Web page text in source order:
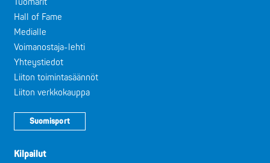
Tuomarit
Hall of Fame
Medialle
Voimanostaja-lehti
Yhteystiedot
Liiton toimintasäännöt
Liiton verkkokauppa
Suomisport
Kilpailut